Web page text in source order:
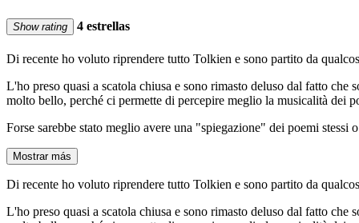
Show rating 4 estrellas
Di recente ho voluto riprendere tutto Tolkien e sono partito da
L'ho preso quasi a scatola chiusa e sono rimasto deluso dal fatto
molto bello, perché ci permette di percepire meglio la musicalità dei
Forse sarebbe stato meglio avere una "spiegazione" dei poemi stessi
Mostrar más
Di recente ho voluto riprendere tutto Tolkien e sono partito da
L'ho preso quasi a scatola chiusa e sono rimasto deluso dal fatto